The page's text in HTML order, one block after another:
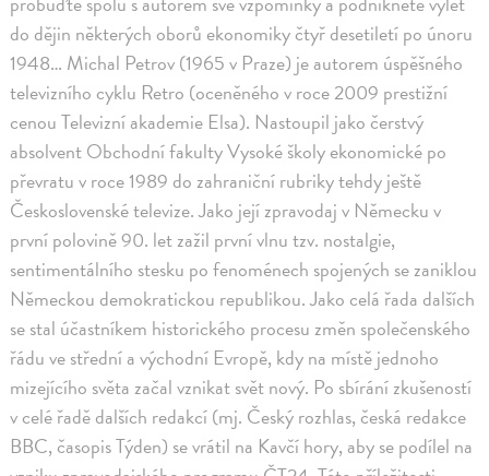
do dějin některých oborů ekonomiky čtyř desetiletí po únoru
1948… Michal Petrov (1965 v Praze) je autorem úspěšného
televizního cyklu Retro (oceněného v roce 2009 prestižní
cenou Televizní akademie Elsa). Nastoupil jako čerstvý
absolvent Obchodní fakulty Vysoké školy ekonomické po
převratu v roce 1989 do zahraniční rubriky tehdy ještě
Československé televize. Jako její zpravodaj v Německu v
první polovině 90. let zažil první vlnu tzv. nostalgie,
sentimentálního stesku po fenoménech spojených se zaniklou
Německou demokratickou republikou. Jako celá řada dalších
se stal účastníkem historického procesu změn společenského
řádu ve střední a východní Evropě, kdy na místě jednoho
mizejícího světa začal vznikat svět nový. Po sbírání zkušeností
v celé řadě dalších redakcí (mj. Český rozhlas, česká redakce
BBC, časopis Týden) se vrátil na Kavčí hory, aby se podílel na